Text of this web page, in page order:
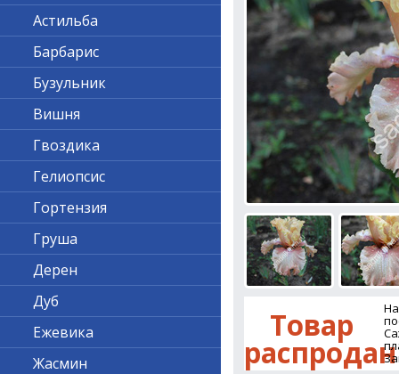
Товар
распродан
Астильба
Барбарис
Бузульник
Вишня
Гвоздика
Гелиопсис
Гортензия
Груша
Дерен
Дуб
Ежевика
Жасмин